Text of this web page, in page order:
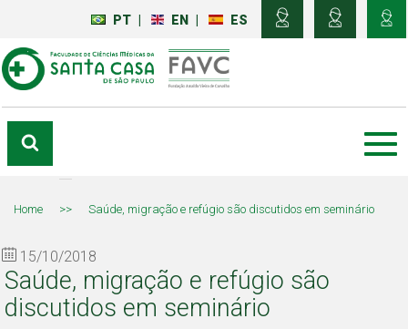
PT EN ES
Home >> Saúde, migração e refúgio são discutidos em seminário
15/10/2018
Saúde, migração e refúgio são
discutidos em seminário